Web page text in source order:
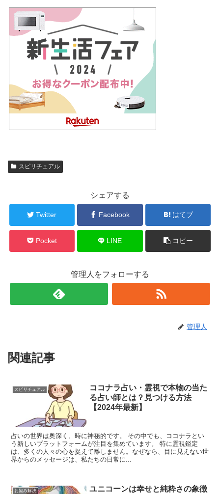
スピリチュアル
シェアする
Twitter Facebook はてブ
Pocket LINE コピー
管理人をフォローする
管理人
関連記事
スピリチュアル
ココナラ占い・霊視で本物の当た
る占い師とは？見つける方法
【2024年最新】
占いの世界は奥深く、時に神秘的です。 その中でも、ココナラとい
う新しいプラットフォームが注目を集めています。 特に霊視鑑定
は、多くの人々の心を捉えて離しません。なぜなら、目に見えない世
界からのメッセージは、私たちの日常に...
お悩み解決 ユニコーンは幸せと純粋さの象徴